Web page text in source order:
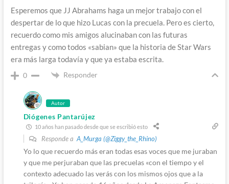
Esperemos que JJ Abrahams haga un mejor trabajo con el
despertar de lo que hizo Lucas con la precuela. Pero es cierto,
recuerdo como mis amigos alucinaban con las futuras
entregas y como todos «sabian» que la historia de Star Wars
era más larga todavía y que ya estaba escrita.
0 Responder
Autor
Diógenes Pantarújez
10 años han pasado desde que se escribió esto
Responde a A_Murga (@Ziggy_the_Rhino)
Yo lo que recuerdo más eran todas esas voces que me juraban
y que me perjuraban que las precuelas «con el tiempo y el
contexto adecuado las verás con los mismos ojos que a la